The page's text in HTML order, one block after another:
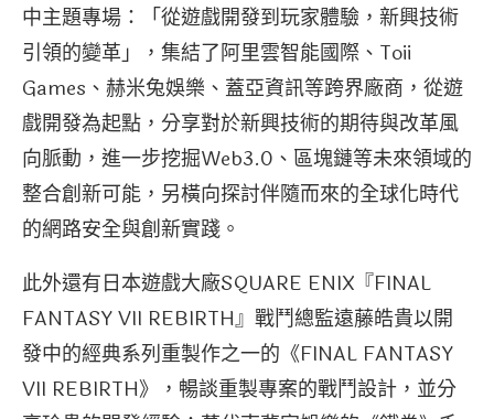
中主題專場：「從遊戲開發到玩家體驗，新興技術
引領的變革」，集結了阿里雲智能國際、Toii
Games、赫米兔娛樂、蓋亞資訊等跨界廠商，從遊
戲開發為起點，分享對於新興技術的期待與改革風
向脈動，進一步挖掘Web3.0、區塊鏈等未來領域的
整合創新可能，另橫向探討伴隨而來的全球化時代
的網路安全與創新實踐。
此外還有日本遊戲大廠SQUARE ENIX『FINAL
FANTASY VII REBIRTH』戰鬥總監遠藤皓貴以開
發中的經典系列重製作之一的《FINAL FANTASY
VII REBIRTH》，暢談重製專案的戰鬥設計，並分